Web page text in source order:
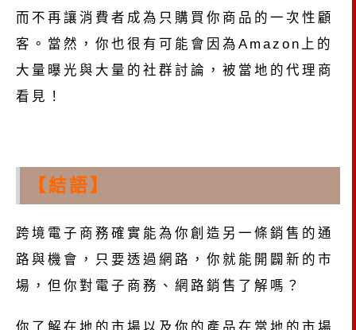
而不再讓消費者成為只購買你商品的一次性顧
客。當然，你也很有可能會因為Amazon上的
大量曝光與大量的社群討論，被當地的代理商
看見！
【結語】
跨境電子商務確實能為你創造另一條銷售的通
路與機會，只要透過網路，你就能開闢新的市
場，但你對電子商務、網路銷售了解嗎？
你了解在地的市場以及你的產品在當地的市場